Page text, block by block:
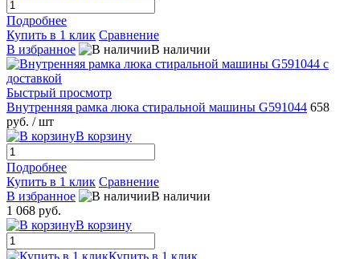
Подробнее
Купить в 1 клик Сравнение
В избранное
В наличии
Быстрый просмотр
Внутренняя рамка люка стиральной машины G591044 658
руб. / шт
В корзину
Подробнее
Купить в 1 клик Сравнение
В избранное
В наличии
1 068 руб.
В корзину
Купить в 1 клик